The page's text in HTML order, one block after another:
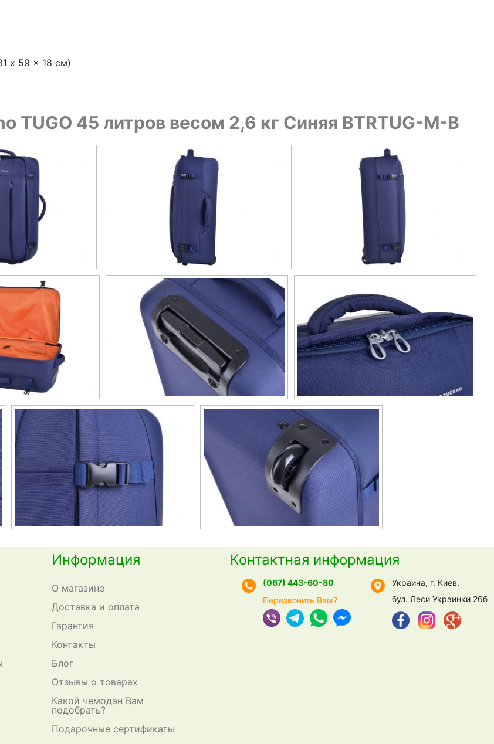
x 59 x 18 см)
TUGO 45 литров весом 2,6 кг Синяя BTRTUG-M-B
Информация
О магазине
Доставка и оплата
Гарантия
Контакты
Блог
Отзывы о товарах
Какой чемодан Вам
подобрать?
Подарочные сертификаты
Контактная информация
(067) 443-60-80
Перезвонить Вам?
Украина, г. Киев,
бул. Леси Украинки 26б